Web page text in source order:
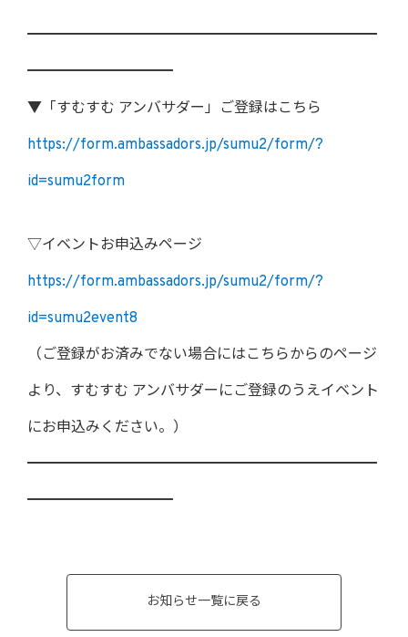
━━━━━━━━━━━━━━━━━━━━━━━━
━━━━━━━━━━
▼「すむすむ アンバサダー」ご登録はこちら
https://form.ambassadors.jp/sumu2/form/?
id=sumu2form
▽イベントお申込みページ
https://form.ambassadors.jp/sumu2/form/?
id=sumu2event8
（ご登録がお済みでない場合にはこちらからのページ
より、すむすむ アンバサダーにご登録のうえイベント
にお申込みください。）
━━━━━━━━━━━━━━━━━━━━━━━━
━━━━━━━━━━
お知らせ一覧に戻る